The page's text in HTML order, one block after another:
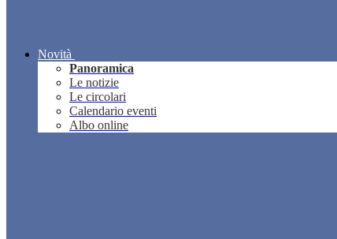
Novità
Panoramica
Le notizie
Le circolari
Calendario eventi
Albo online